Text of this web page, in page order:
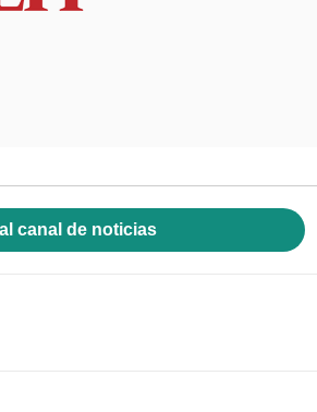
canal de noticias